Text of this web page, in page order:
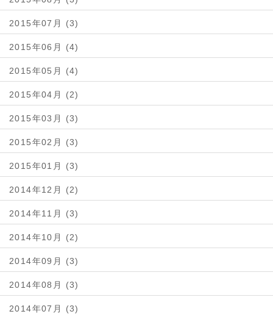
2015年07月 (3)
2015年06月 (4)
2015年05月 (4)
2015年04月 (2)
2015年03月 (3)
2015年02月 (3)
2015年01月 (3)
2014年12月 (2)
2014年11月 (3)
2014年10月 (2)
2014年09月 (3)
2014年08月 (3)
2014年07月 (3)